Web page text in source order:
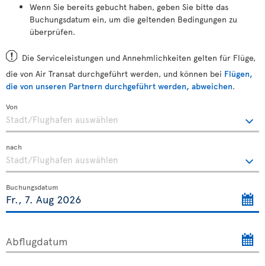
Wenn Sie bereits gebucht haben, geben Sie bitte das
Buchungsdatum ein, um die geltenden Bedingungen zu
überprüfen.
Die Serviceleistungen und Annehmlichkeiten gelten für Flüge,
die von Air Transat durchgeführt werden, und können bei Flügen,
die von unseren Partnern durchgeführt werden, abweichen.
Von
nach
Buchungsdatum
Abflugdatum